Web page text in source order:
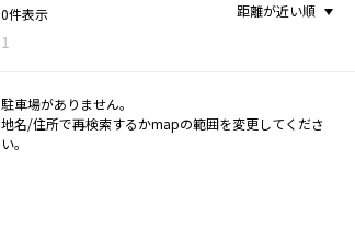
0件表示
1
距離が近い順
駐車場がありません。
地名/住所で再検索するかmapの範囲を変更してくださ
い。